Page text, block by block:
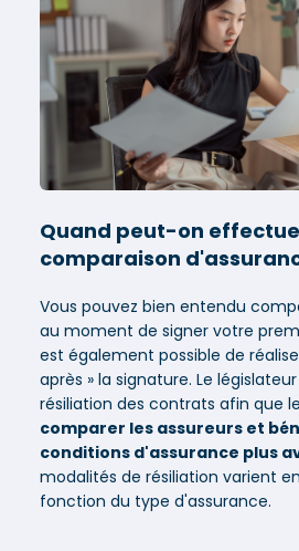
Quand peut-on
comparaison
Vous pouvez bien entendu
au moment de signer votre
est également possible de
après » la signature. Le
résiliation des contrats afin que
comparer les assureurs et
conditions d'assurance plus
modalités de résiliation varient
fonction du type d'assurance.